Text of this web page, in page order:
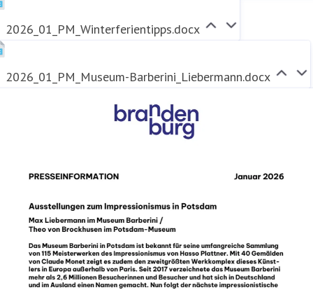
2026_01_PM_Winterferientipps.docx
2026_01_PM_Museum-Barberini_Liebermann.docx